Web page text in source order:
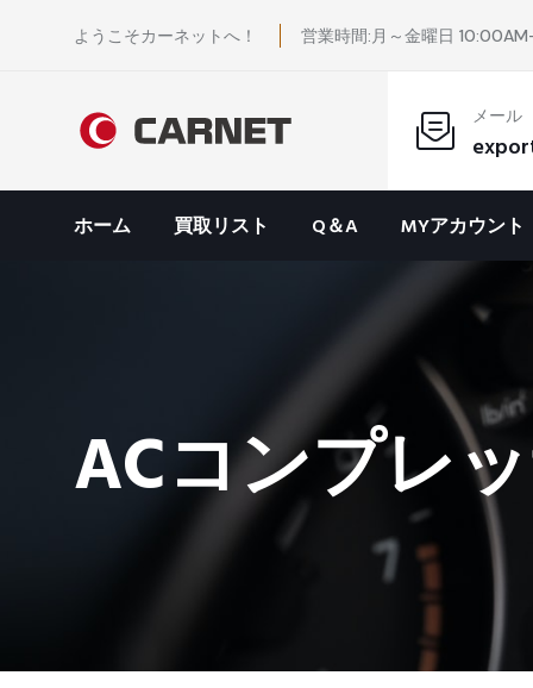
ようこそカーネットへ！ 営業時間:月～金曜日
メール
ホーム 買取リスト Q＆A MYアカウント
ACコンプレ